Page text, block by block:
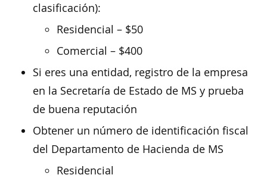
clasificación):
Residencial – $50
Comercial – $400
Si eres una entidad, registro de la empresa
en la Secretaría de Estado de MS y prueba
de buena reputación
Obtener un número de identificación fiscal
del Departamento de Hacienda de MS
Residencial